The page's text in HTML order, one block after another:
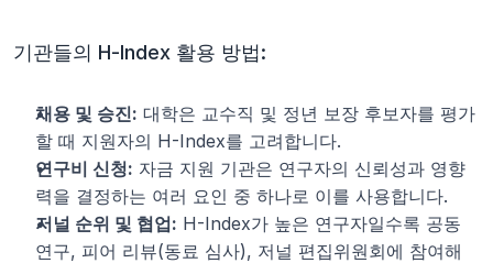
기관들의 H-Index 활용 방법:
채용 및 승진: 대학은 교수직 및 정년 보장 후보자를 평가
할 때 지원자의 H-Index를 고려합니다.
연구비 신청: 자금 지원 기관은 연구자의 신뢰성과 영향
력을 결정하는 여러 요인 중 하나로 이를 사용합니다.
저널 순위 및 협업: H-Index가 높은 연구자일수록 공동
연구, 피어 리뷰(동료 심사), 저널 편집위원회에 참여해